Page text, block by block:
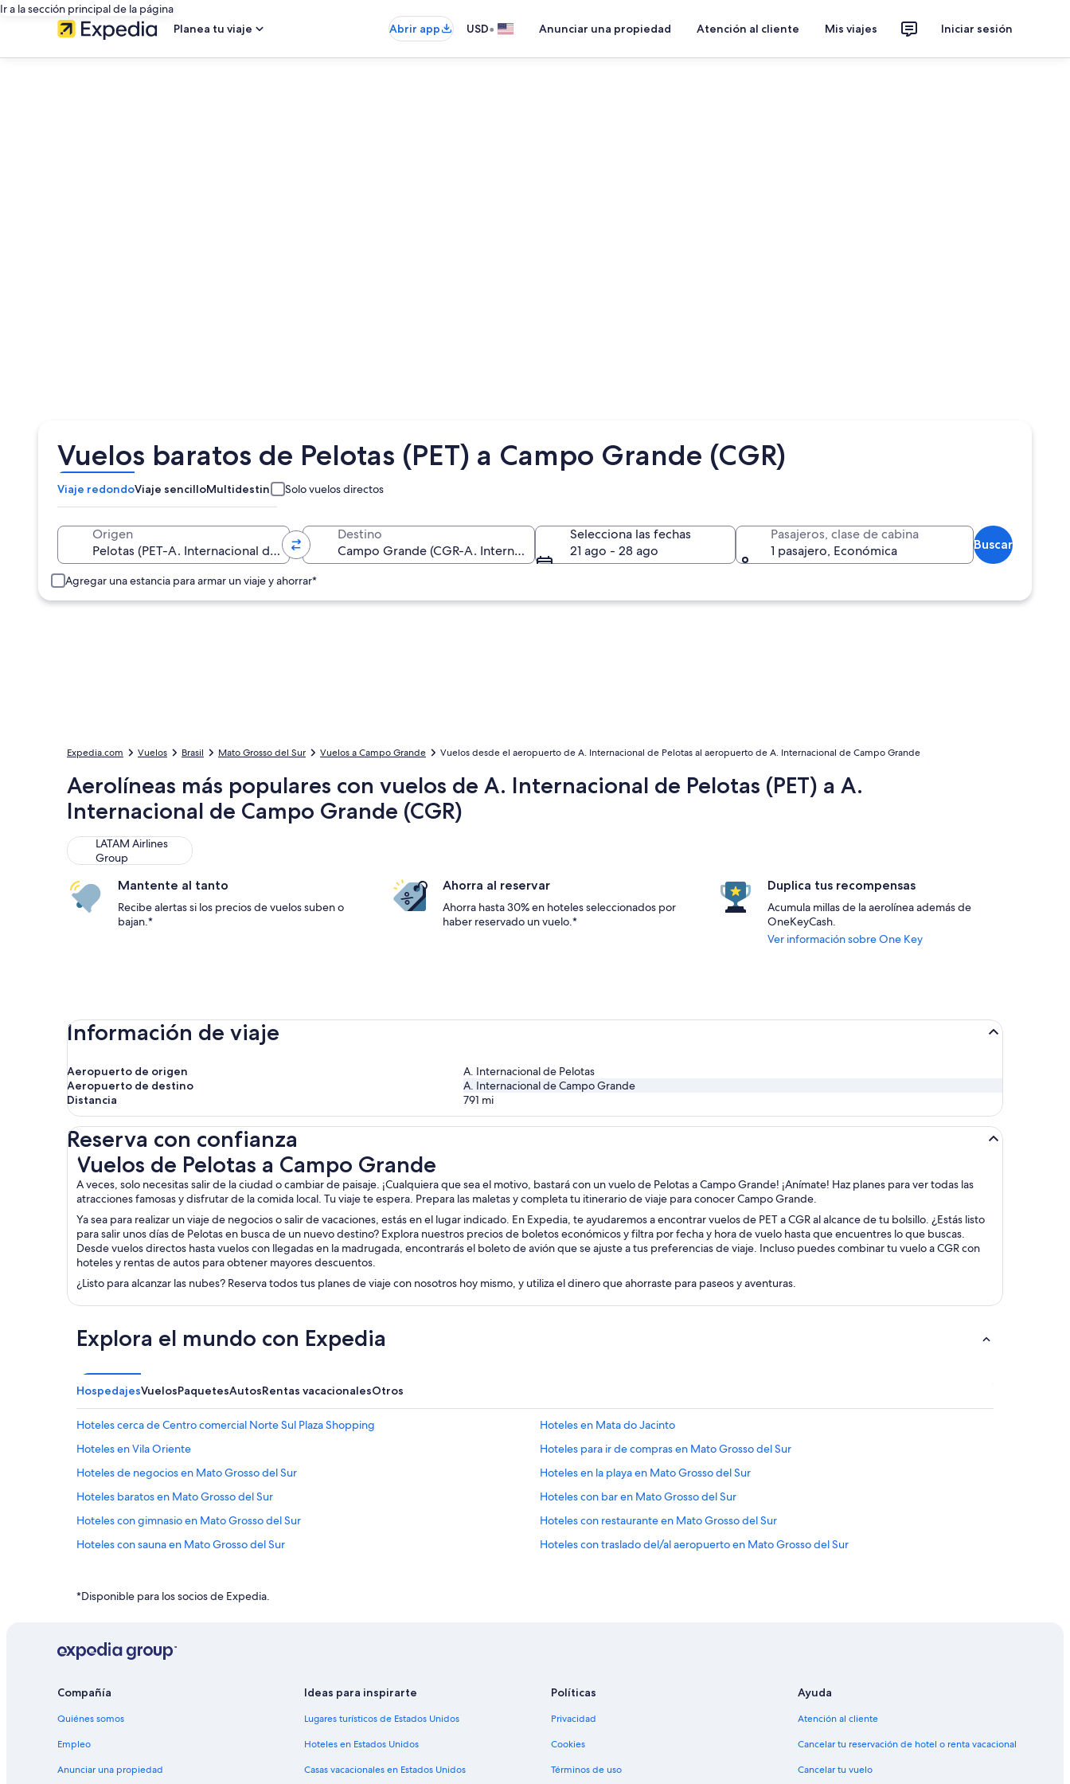
Ir a la sección principal de la página
Planea tu viaje
Abrir app USD• Anunciar una propiedad Atención al cliente Mis viajes Iniciar sesión
Vuelos baratos de Pelotas (PET) a Campo Grande (CGR)
Viaje redondoViaje sencilloMultidestino Solo vuelos directos
Origen Destino
Selecciona las fechas
21 ago - 28 ago
Pasajeros, clase de cabina
1 pasajero, Económica
Buscar
Agregar una estancia para armar un viaje y ahorrar*
Expedia.com Vuelos Brasil Mato Grosso del Sur Vuelos a Campo Grande Vuelos desde el aeropuerto de A. Internacional de Pelotas al aeropuerto de A. Internacional de Campo Grande
Aerolíneas más populares con vuelos de A. Internacional de Pelotas (PET) a A.
Internacional de Campo Grande (CGR)
LATAM Airlines
Group
LATAM Airlines Group
Mantente al tanto
Recibe alertas si los precios de vuelos suben o
bajan.*
Ahorra al reservar
Ahorra hasta 30% en hoteles seleccionados por
haber reservado un vuelo.*
Duplica tus recompensas
Acumula millas de la aerolínea además de
OneKeyCash.
Ver información sobre One Key
Información de viaje
Aeropuerto de origen
A. Internacional de Pelotas
Aeropuerto de destino
A. Internacional de Campo Grande
Distancia
791 mi
Reserva con confianza
Vuelos de Pelotas a Campo Grande
A veces, solo necesitas salir de la ciudad o cambiar de paisaje. ¡Cualquiera que sea el motivo, bastará con un vuelo de Pelotas a Campo Grande! ¡Anímate! Haz planes para ver todas las
atracciones famosas y disfrutar de la comida local. Tu viaje te espera. Prepara las maletas y completa tu itinerario de viaje para conocer Campo Grande.
Ya sea para realizar un viaje de negocios o salir de vacaciones, estás en el lugar indicado. En Expedia, te ayudaremos a encontrar vuelos de PET a CGR al alcance de tu bolsillo. ¿Estás listo
para salir unos días de Pelotas en busca de un nuevo destino? Explora nuestros precios de boletos económicos y filtra por fecha y hora de vuelo hasta que encuentres lo que buscas.
Desde vuelos directos hasta vuelos con llegadas en la madrugada, encontrarás el boleto de avión que se ajuste a tus preferencias de viaje. Incluso puedes combinar tu vuelo a CGR con
hoteles y rentas de autos para obtener mayores descuentos.
¿Listo para alcanzar las nubes? Reserva todos tus planes de viaje con nosotros hoy mismo, y utiliza el dinero que ahorraste para paseos y aventuras.
Vuelos de Pelotas a Campo Grande
Explora el mundo con Expedia
HospedajesVuelosPaquetesAutosRentas vacacionalesOtros
Hoteles cerca de Centro comercial Norte Sul Plaza Shopping
Hoteles en Mata do Jacinto
Hoteles en Vila Oriente
Hoteles para ir de compras en Mato Grosso del Sur
Hoteles de negocios en Mato Grosso del Sur
Hoteles en la playa en Mato Grosso del Sur
Hoteles baratos en Mato Grosso del Sur
Hoteles con bar en Mato Grosso del Sur
Hoteles con gimnasio en Mato Grosso del Sur
Hoteles con restaurante en Mato Grosso del Sur
Hoteles con sauna en Mato Grosso del Sur
Hoteles con traslado del/al aeropuerto en Mato Grosso del Sur
Hoteles haciendas en Mato Grosso del Sur
Hoteles en Aero Rancho
Hoteles en Guanandi
Hoteles en Coophavila II
Hoteles en Taquarussú
*Disponible para los socios de Expedia.
Compañía
Quiénes somos
Empleo
Anunciar una propiedad
Ideas para inspirarte
Lugares turísticos de Estados Unidos
Hoteles en Estados Unidos
Casas vacacionales en Estados Unidos
Políticas
Privacidad
Cookies
Términos de uso
Ayuda
Atención al cliente
Cancelar tu reservación de hotel o renta vacacional
Cancelar tu vuelo